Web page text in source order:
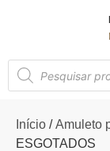
Início /Amuleto
ESGOTADOS